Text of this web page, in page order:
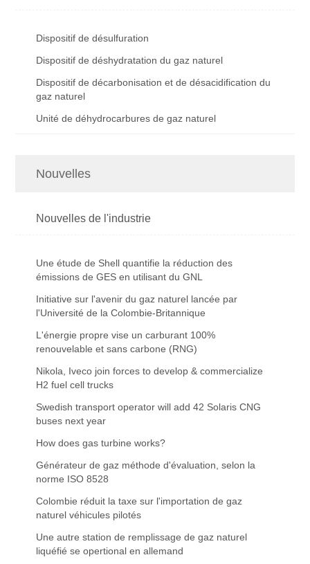
Dispositif de désulfuration
Dispositif de déshydratation du gaz naturel
Dispositif de décarbonisation et de désacidification du
gaz naturel
Unité de déhydrocarbures de gaz naturel
Nouvelles
Nouvelles de l'industrie
Une étude de Shell quantifie la réduction des
émissions de GES en utilisant du GNL
Initiative sur l'avenir du gaz naturel lancée par
l'Université de la Colombie-Britannique
L'énergie propre vise un carburant 100%
renouvelable et sans carbone (RNG)
Nikola, Iveco join forces to develop & commercialize
H2 fuel cell trucks
Swedish transport operator will add 42 Solaris CNG
buses next year
How does gas turbine works?
Générateur de gaz méthode d'évaluation, selon la
norme ISO 8528
Colombie réduit la taxe sur l'importation de gaz
naturel véhicules pilotés
Une autre station de remplissage de gaz naturel
liquéfié se opertional en allemand